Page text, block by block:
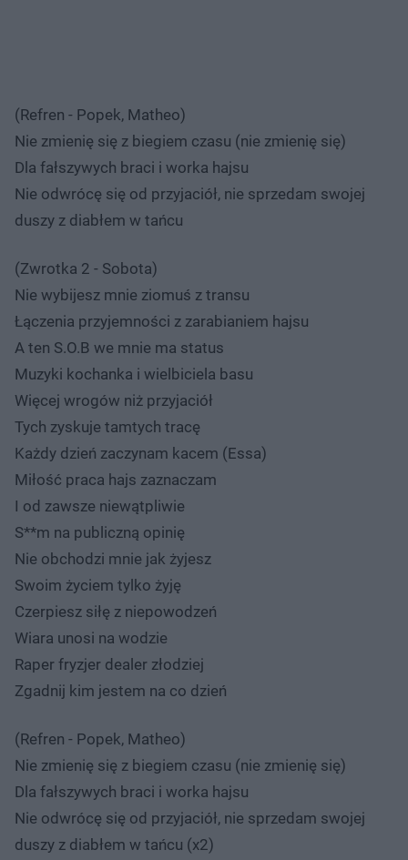
(Refren - Popek, Matheo)
Nie zmienię się z biegiem czasu (nie zmienię się)
Dla fałszywych braci i worka hajsu
Nie odwrócę się od przyjaciół, nie sprzedam swojej
duszy z diabłem w tańcu
(Zwrotka 2 - Sobota)
Nie wybijesz mnie ziomuś z transu
Łączenia przyjemności z zarabianiem hajsu
A ten S.O.B we mnie ma status
Muzyki kochanka i wielbiciela basu
Więcej wrogów niż przyjaciół
Tych zyskuje tamtych tracę
Każdy dzień zaczynam kacem (Essa)
Miłość praca hajs zaznaczam
I od zawsze niewątpliwie
S**m na publiczną opinię
Nie obchodzi mnie jak żyjesz
Swoim życiem tylko żyję
Czerpiesz siłę z niepowodzeń
Wiara unosi na wodzie
Raper fryzjer dealer złodziej
Zgadnij kim jestem na co dzień
(Refren - Popek, Matheo)
Nie zmienię się z biegiem czasu (nie zmienię się)
Dla fałszywych braci i worka hajsu
Nie odwrócę się od przyjaciół, nie sprzedam swojej
duszy z diabłem w tańcu (x2)